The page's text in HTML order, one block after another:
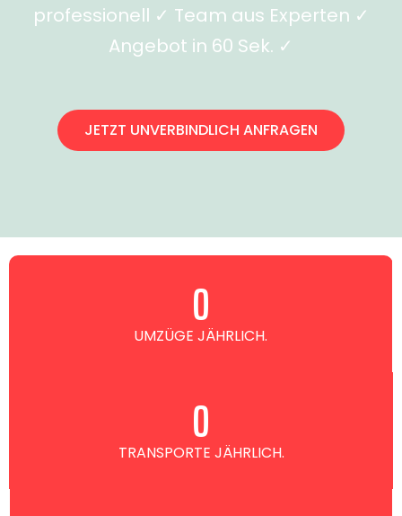
professionell ✓ Team aus Experten ✓
Angebot in 60 Sek. ✓
JETZT UNVERBINDLICH ANFRAGEN
UMZÜGE JÄHRLICH.
0
TRANSPORTE JÄHRLICH.
0